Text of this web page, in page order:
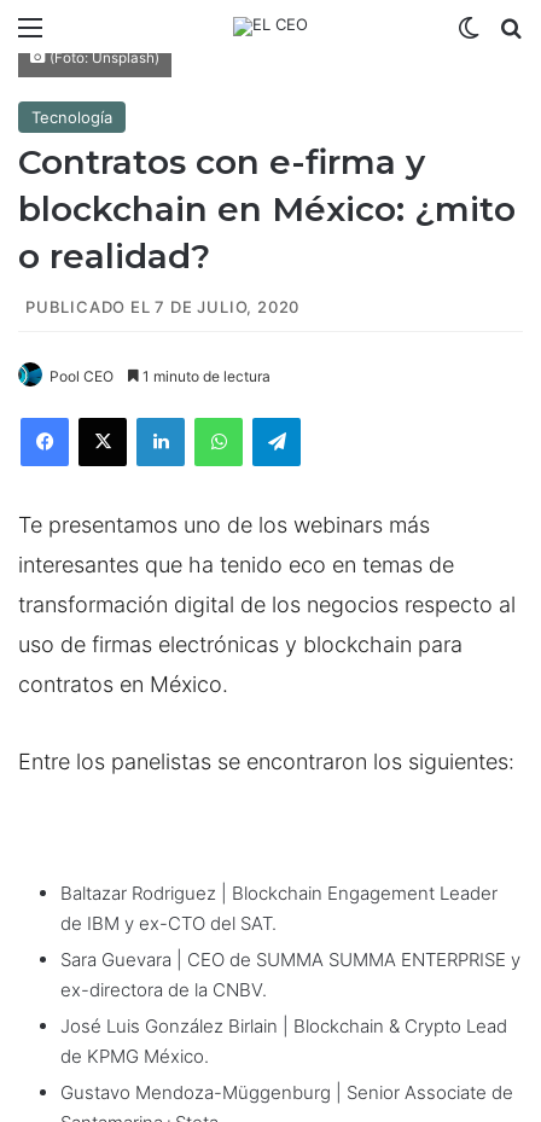
(Foto: Unsplash)
Tecnología
Contratos con e-firma y
blockchain en México: ¿mito
o realidad?
PUBLICADO EL 7 DE JULIO, 2020
Pool CEO 1 minuto de lectura
Te presentamos uno de los webinars más
interesantes que ha tenido eco en temas de
transformación digital de los negocios respecto al
uso de firmas electrónicas y blockchain para
contratos en México.
Entre los panelistas se encontraron los siguientes:
Baltazar Rodriguez | Blockchain Engagement Leader
de IBM y ex-CTO del SAT.
Sara Guevara | CEO de SUMMA SUMMA ENTERPRISE y
ex-directora de la CNBV.
José Luis González Birlain | Blockchain & Crypto Lead
de KPMG México.
Gustavo Mendoza-Müggenburg | Senior Associate de